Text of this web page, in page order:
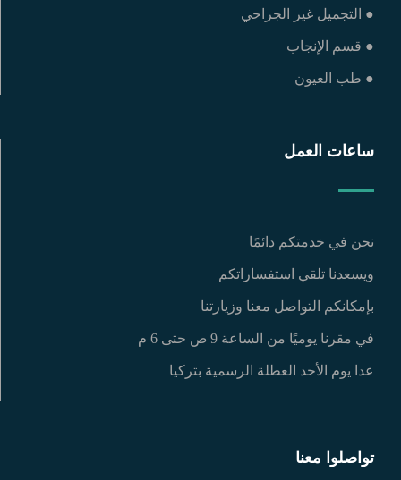
● التجميل غير الجراحي
● قسم الإنجاب
● طب العيون
ساعات العمل
نحن في خدمتكم دائمًا
ويسعدنا تلقي استفساراتكم
بإمكانكم التواصل معنا وزيارتنا
في مقرنا يوميًا من الساعة 9 ص حتى 6 م
عدا يوم الأحد العطلة الرسمية بتركيا
تواصلوا معنا